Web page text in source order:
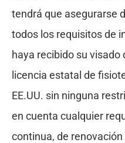
tendrá que asegurarse
todos los requisitos de
haya recibido su
licencia estatal de
EE.UU. sin ninguna
en cuenta cualquier
continua, de